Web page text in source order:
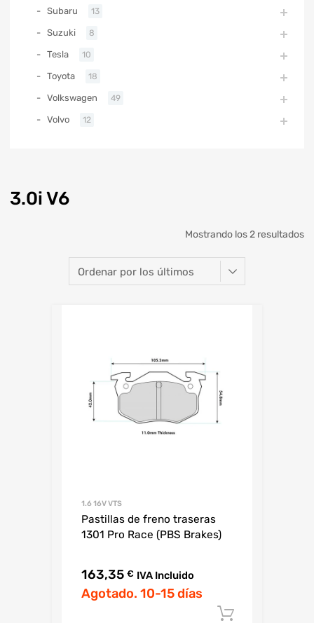
3.0i V6
Mostrando los 2 resultados
1.6 16V VTS
Pastillas de freno traseras
1301 Pro Race (PBS Brakes)
163,35 € IVA Incluido
Agotado. 10-15 días
Subaru 13
Suzuki 8
Tesla 10
Toyota 18
Volkswagen 49
Volvo 12